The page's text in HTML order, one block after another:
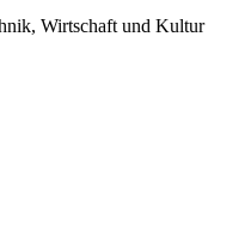
Wirtschaft und Kultur